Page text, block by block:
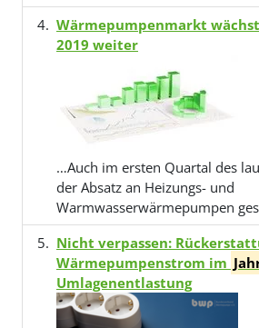
Wärmepumpenmarkt
2019 weiter
…Auch im ersten Quartal des
der Absatz an Heizungs- und
Warmwasserwärmepumpen
Nicht verpassen:
Wärmepumpenstrom im
Umlagenentlastung